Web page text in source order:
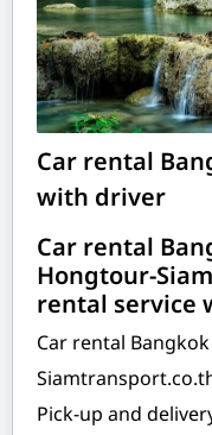
Car rental
with driver
Car rental
Hongtour-
rental service
Car rental
Pick-up and